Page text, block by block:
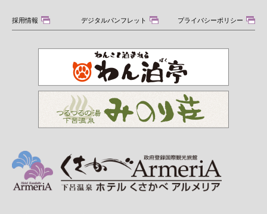
採用情報 デジタルパンフレット プライバシーポリシー